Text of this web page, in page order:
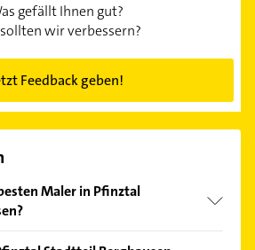
gefällt Ihnen gut?
wir verbessern?
Feedback geben!
Maler in Pfinztal